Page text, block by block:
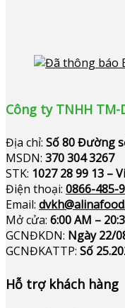
Công ty TNHH
Địa chỉ: Số 80 Đường
MSDN: 370 304 3267
STK: 1027 28 99 13 –
Điện thoại: 0866-485-
Email:
Mở cửa: 6:00 AM –
GCNĐKDN: Ngày 22/
GCNĐKATTP: Số
Hỗ trợ khách hàng